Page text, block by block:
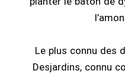
Le plus connu des
Desjardins, connu